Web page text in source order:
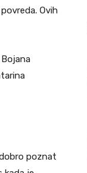
Ovih
poznat